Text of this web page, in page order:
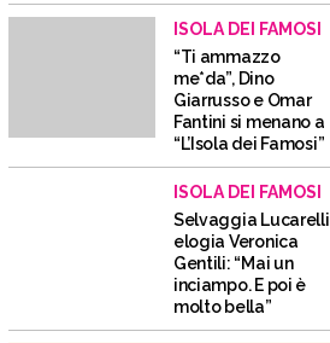
ISOLA DEI FAMOSI
“Ti ammazzo
me*da”, Dino
Giarrusso e Omar
Fantini si menano a
“L’Isola dei Famosi”
ISOLA DEI FAMOSI
Selvaggia Lucarelli
elogia Veronica
Gentili: “Mai un
inciampo. E poi è
molto bella”